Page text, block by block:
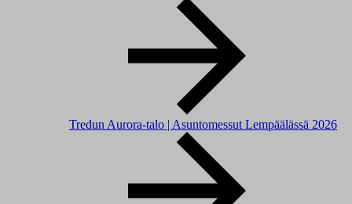
Tredun Aurora-talo | Asuntomessut Lempäälässä 2026